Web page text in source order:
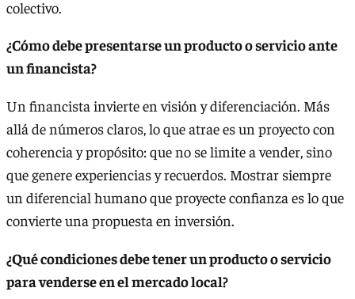
colectivo.
¿Cómo debe presentarse un producto o servicio ante
un financista?
Un financista invierte en visión y diferenciación. Más
allá de números claros, lo que atrae es un proyecto con
coherencia y propósito: que no se limite a vender, sino
que genere experiencias y recuerdos. Mostrar siempre
un diferencial humano que proyecte confianza es lo que
convierte una propuesta en inversión.
¿Qué condiciones debe tener un producto o servicio
para venderse en el mercado local?